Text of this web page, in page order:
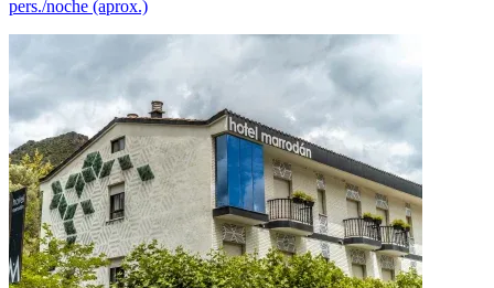
pers./noche (aprox.)